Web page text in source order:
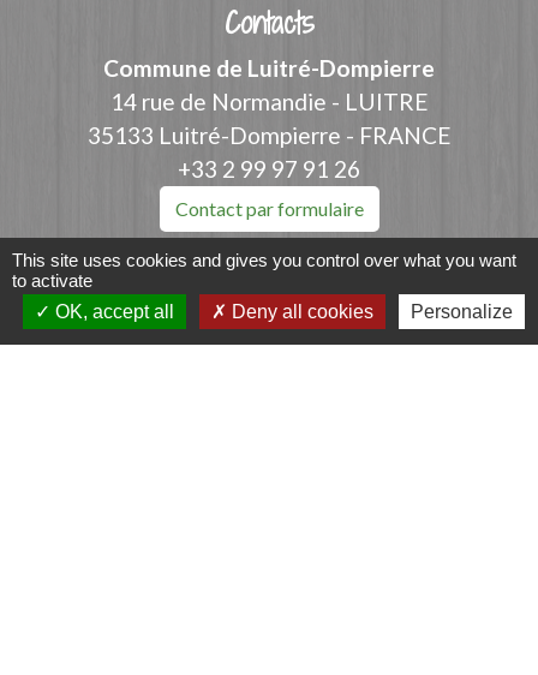
Contacts
Commune de Luitré-Dompierre
14 rue de Normandie - LUITRE
35133 Luitré-Dompierre - FRANCE
+33 2 99 97 91 26
Contact par formulaire
This site uses cookies and gives you control over what you want
to activate
OK, accept all
Deny all cookies Personalize